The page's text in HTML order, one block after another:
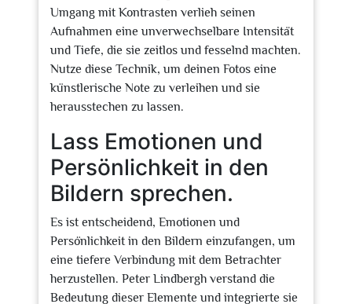
Umgang mit Kontrasten verlieh seinen
Aufnahmen eine unverwechselbare Intensität
und Tiefe, die sie zeitlos und fesselnd machten.
Nutze diese Technik, um deinen Fotos eine
künstlerische Note zu verleihen und sie
herausstechen zu lassen.
Lass Emotionen und
Persönlichkeit in den
Bildern sprechen.
Es ist entscheidend, Emotionen und
Persönlichkeit in den Bildern einzufangen, um
eine tiefere Verbindung mit dem Betrachter
herzustellen. Peter Lindbergh verstand die
Bedeutung dieser Elemente und integrierte sie